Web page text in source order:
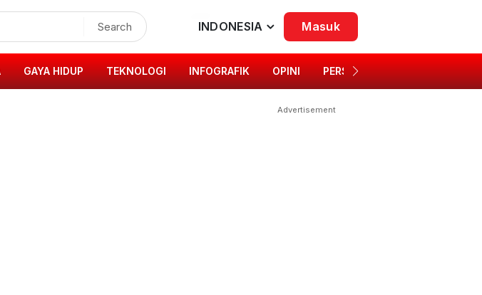
Search INDONESIA Masuk
GAYA HIDUP TEKNOLOGI INFOGRAFIK OPINI PERSONA
Advertisement